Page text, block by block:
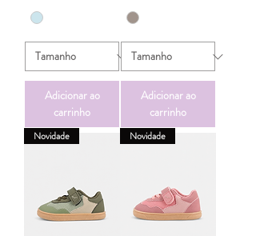
Adicionar ao
carrinho
Adicionar ao
carrinho
Novidade Novidade